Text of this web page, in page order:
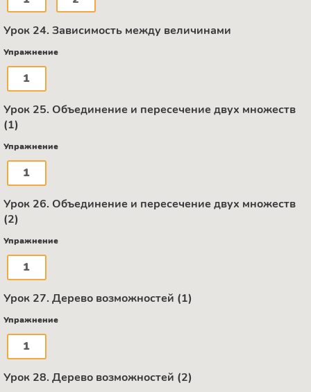
Урок 24. Зависимость между величинами
Упражнение
1
Урок 25. Объединение и пересечение двух множеств
(1)
Упражнение
1
Урок 26. Объединение и пересечение двух множеств
(2)
Упражнение
1
Урок 27. Дерево возможностей (1)
Упражнение
1
Урок 28. Дерево возможностей (2)